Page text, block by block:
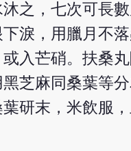
之，七次可長
淚，用臘月不落
或入芒硝。扶桑
芝麻同桑葉等
研末，米飲服，